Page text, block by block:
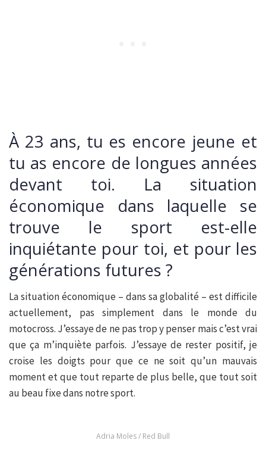
À 23 ans, tu es encore jeune et
tu as encore de longues années
devant toi. La situation
économique dans laquelle se
trouve le sport est-elle
inquiétante pour toi, et pour les
générations futures ?
La situation économique – dans sa globalité – est difficile
actuellement, pas simplement dans le monde du
motocross. J’essaye de ne pas trop y penser mais c’est vrai
que ça m’inquiète parfois. J’essaye de rester positif, je
croise les doigts pour que ce ne soit qu’un mauvais
moment et que tout reparte de plus belle, que tout soit
au beau fixe dans notre sport.
Adria Moles / Red Bull